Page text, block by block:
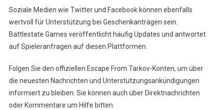
Soziale Medien wie Twitter und Facebook können ebenfalls
wertvoll für Unterstützung bei Geschenkanträgen sein.
Battlestate Games veröffentlicht häufig Updates und antwortet
auf Spieleranfragen auf diesen Plattformen.
Folgen Sie den offiziellen Escape From Tarkov-Konten, um über
die neuesten Nachrichten und Unterstützungsankündigungen
informiert zu bleiben. Sie können auch über Direktnachrichten
oder Kommentare um Hilfe bitten.